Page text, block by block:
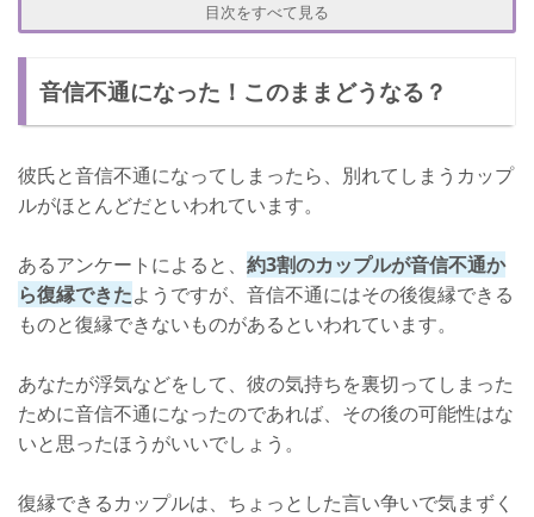
彼を責めないで適度に愛情を伝える
その後どうなるかはあなたにもかかっている！
目次をすべて見る
音信不通になった！このままどうなる？
彼氏と音信不通になってしまったら、別れてしまうカップ
ルがほとんどだといわれています。
あるアンケートによると、 約3割のカップルが音信不通か
ら復縁できたようですが、音信不通にはその後復縁できる
ものと復縁できないものがあるといわれています。
あなたが浮気などをして、彼の気持ちを裏切ってしまった
ために音信不通になったのであれば、その後の可能性はな
いと思ったほうがいいでしょう。
復縁できるカップルは、ちょっとした言い争いで気まずく